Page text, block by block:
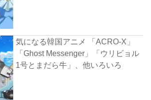
気になる韓国アニメ 「ACRO-X」
「Ghost Messenger」「ウリビョル
1号とまだら牛」、他いろいろ